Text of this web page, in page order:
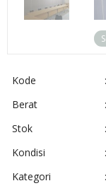
Kode :
Berat
:
Stok
:
Kondisi
:
Kategori
: